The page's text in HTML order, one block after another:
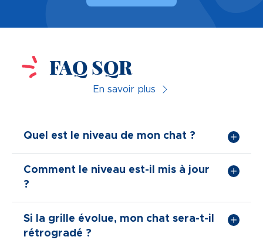
FAQ SQR
En savoir plus
Quel est le niveau de mon chat ?
Comment le niveau est-il mis à jour
?
Si la grille évolue, mon chat sera-t-il
rétrogradé ?